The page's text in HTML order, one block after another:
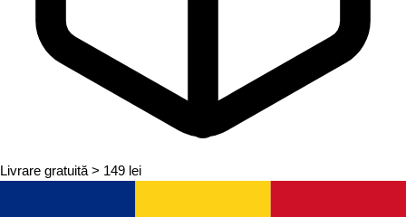
Livrare gratuită > 149 lei